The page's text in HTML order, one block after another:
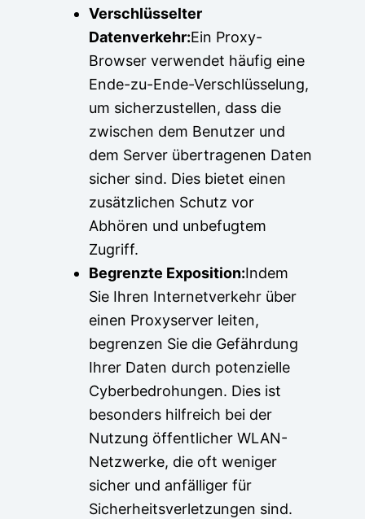
Verschlüsselter
Datenverkehr:Ein Proxy-
Browser verwendet häufig eine
Ende-zu-Ende-Verschlüsselung,
um sicherzustellen, dass die
zwischen dem Benutzer und
dem Server übertragenen Daten
sicher sind. Dies bietet einen
zusätzlichen Schutz vor
Abhören und unbefugtem
Zugriff.
Begrenzte Exposition:Indem
Sie Ihren Internetverkehr über
einen Proxyserver leiten,
begrenzen Sie die Gefährdung
Ihrer Daten durch potenzielle
Cyberbedrohungen. Dies ist
besonders hilfreich bei der
Nutzung öffentlicher WLAN-
Netzwerke, die oft weniger
sicher und anfälliger für
Sicherheitsverletzungen sind.